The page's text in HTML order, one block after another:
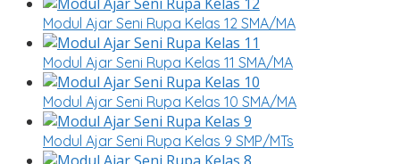
Modul Ajar Seni Rupa Kelas 12 SMA/MA
Modul Ajar Seni Rupa Kelas 11 SMA/MA
Modul Ajar Seni Rupa Kelas 10 SMA/MA
Modul Ajar Seni Rupa Kelas 9 SMP/MTs